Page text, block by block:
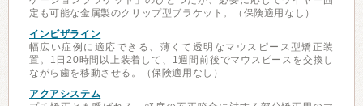
定も可能な金属製のクリップ型ブラケット。（保険適用なし）
インビザライン
幅広い症例に適応できる、薄くて透明なマウスピース型矯正装
置。1日20時間以上装着して、1週間前後でマウスピースを交換し
ながら歯を移動させる。（保険適用なし）
アクアシステム